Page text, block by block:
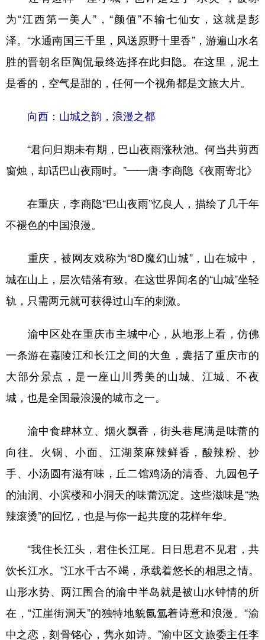
为“江西第一美人”，“颜值”不输七仙女，这就是彭
泽。“水通南国三千里，风送原野十里香”，游遍山水名
胜的晋朝名臣陶侃最终选择在此归隐。在这里，泥土
是香的，空气是甜的，任何一个视角都是文旅大片。
向西：山城之韵，浪漫之都
“君问归期未有期，巴山夜雨涨秋池。何当共剪西
窗烛，却话巴山夜雨时。”——唐·李商隐《夜雨寄北》
在重庆，李商隐“巴山夜雨”忆良人，描绘了几千年
不褪色的中国浪漫。
重庆，被网友戏称为“8D魔幻山城”，山在城中，
城在山上，层次错落有致。在这世界闻名的“山城”坐轻
轨，只需两元就可获得过山车的刺激。
渝中区处在重庆市主城中心，从地形上看，仿佛
一条游在嘉陵江和长江之间的大鱼，囊括了重庆市的
大部分景点，是一座山川秀美的山城、江城、不夜
城，也是全国最浪漫的城市之一。
渝中食肆林立、烟火飘香，街头巷尾满是味蕾的
向往。火锅、小面、江湖菜麻辣鲜香，酸辣粉、抄
手、小汤圆有滋有味，丘二馆鸡汤的清香、九园包子
的油润、小滨楼和小洞天的味蕾沉淀。这些滋味是“热
辣滚烫”的回忆，也是与你一起共度的花样年华。
“我住长江头，君住长江尾。日日思君不见君，共
饮长江水。”江水千古不竭，承载着悠长的相思之情。
山形水势、两江围合的渝中半岛就是被山水钟情的所
在，“江崖街洞天”的独特地貌氤氲着诗意和浪漫。“渝
中之恋，刻骨铭心，隽永如诗。”渝中区文旅委主任李